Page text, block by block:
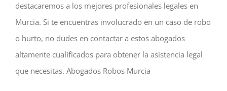
destacaremos a los mejores profesionales legales en
Murcia. Si te encuentras involucrado en un caso de robo
o hurto, no dudes en contactar a estos abogados
altamente cualificados para obtener la asistencia legal
que necesitas. Abogados Robos Murcia